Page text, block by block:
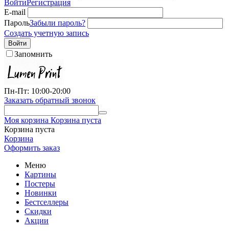
ВойтиРегистрация
E-mail
ПарольЗабыли пароль?
Создать учетную запись
Войти
Запомнить
Пн-Пт: 10:00-20:00
Заказать обратный звонок
Моя корзина Корзина пуста
Корзина пуста
Корзина
Оформить заказ
Меню
Картины
Постеры
Новинки
Бестселлеры
Скидки
Акции